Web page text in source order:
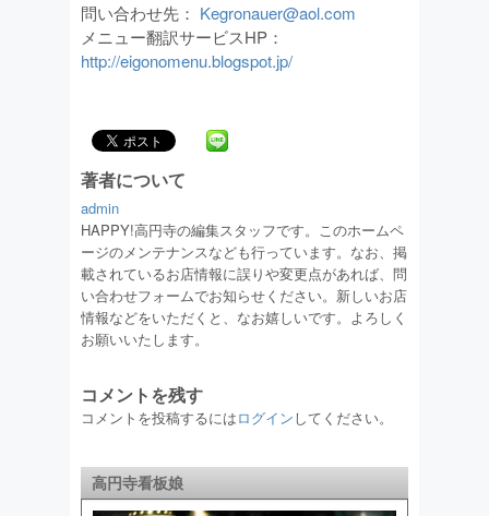
問い合わせ先： Kegronauer@aol.com
メニュー翻訳サービスHP：
http://eigonomenu.blogspot.jp/
著者について
admin
HAPPY!高円寺の編集スタッフです。このホームペ
ージのメンテナンスなども行っています。なお、掲
載されているお店情報に誤りや変更点があれば、問
い合わせフォームでお知らせください。新しいお店
情報などをいただくと、なお嬉しいです。よろしく
お願いいたします。
コメントを残す
コメントを投稿するにはログインしてください。
高円寺看板娘